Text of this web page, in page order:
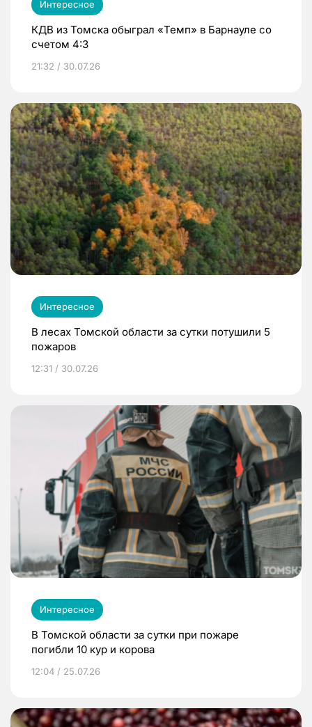
Интересное
КДВ из Томска обыграл «Темп» в Барнауле со
счетом 4:3
21:32 / 30.07.26
Интересное
В лесах Томской области за сутки потушили 5
пожаров
12:31 / 30.07.26
Интересное
В Томской области за сутки при пожаре
погибли 10 кур и корова
12:04 / 25.07.26